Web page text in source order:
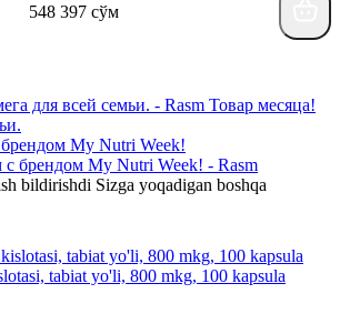
548 397 сўм
Товар месяца!
My Nutri Week!
bildirishdi Sizga yoqadigan boshqa
tabiat yo'li, 800 mkg, 100 kapsula